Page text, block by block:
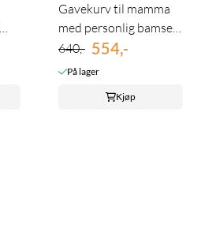
Gavekurv til mamma
med personlig bamse -
skriv ...
640,- 554,-
På lager
Kjøp